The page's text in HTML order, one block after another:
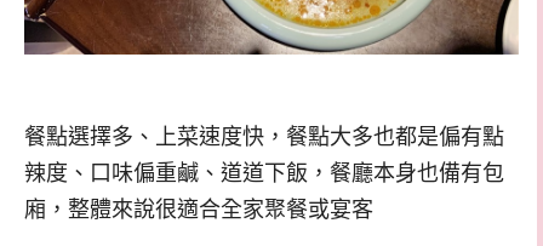
餐點選擇多、上菜速度快，餐點大多也都是偏有點
辣度、口味偏重鹹、道道下飯，餐廳本身也備有包
廂，整體來說很適合全家聚餐或宴客